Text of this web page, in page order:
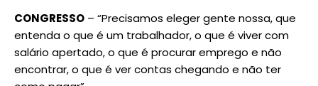
CONGRESSO – “Precisamos eleger gente nossa, que
entenda o que é um trabalhador, o que é viver com
salário apertado, o que é procurar emprego e não
encontrar, o que é ver contas chegando e não ter